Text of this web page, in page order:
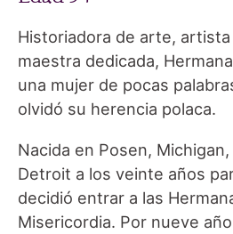
Historiadora de arte,
maestra dedicada,
una mujer de pocas
olvidó su herencia polaca.
Nacida en Posen,
Detroit a los veinte años
decidió entrar a las
Misericordia. Por nueve